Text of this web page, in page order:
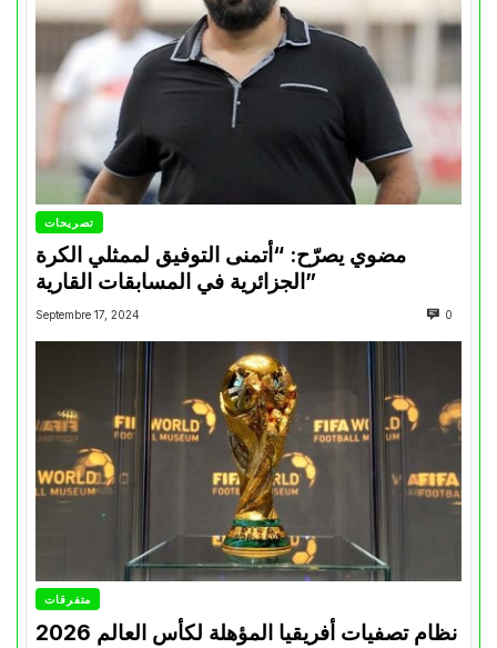
تصريحات
مضوي يصرّح: “أتمنى التوفيق لممثلي الكرة
الجزائرية في المسابقات القارية”
Septembre 17, 2024 0
متفرقات
نظام تصفيات أفريقيا المؤهلة لكأس العالم 2026